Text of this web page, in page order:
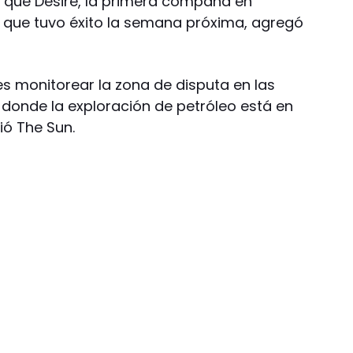
tuvo éxito la semana próxima, agregó
monitorear la zona de disputa en las
la exploración de petróleo está en
The Sun.